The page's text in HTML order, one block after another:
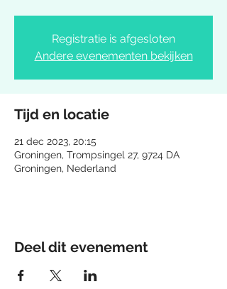
Registratie is afgesloten
Andere evenementen bekijken
Tijd en locatie
21 dec 2023, 20:15
Groningen, Trompsingel 27, 9724 DA
Groningen, Nederland
Deel dit evenement